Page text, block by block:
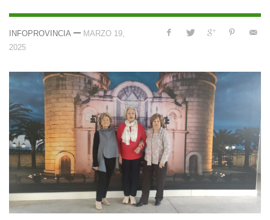
INFOPROVINCIA — MARZO 19,
2025